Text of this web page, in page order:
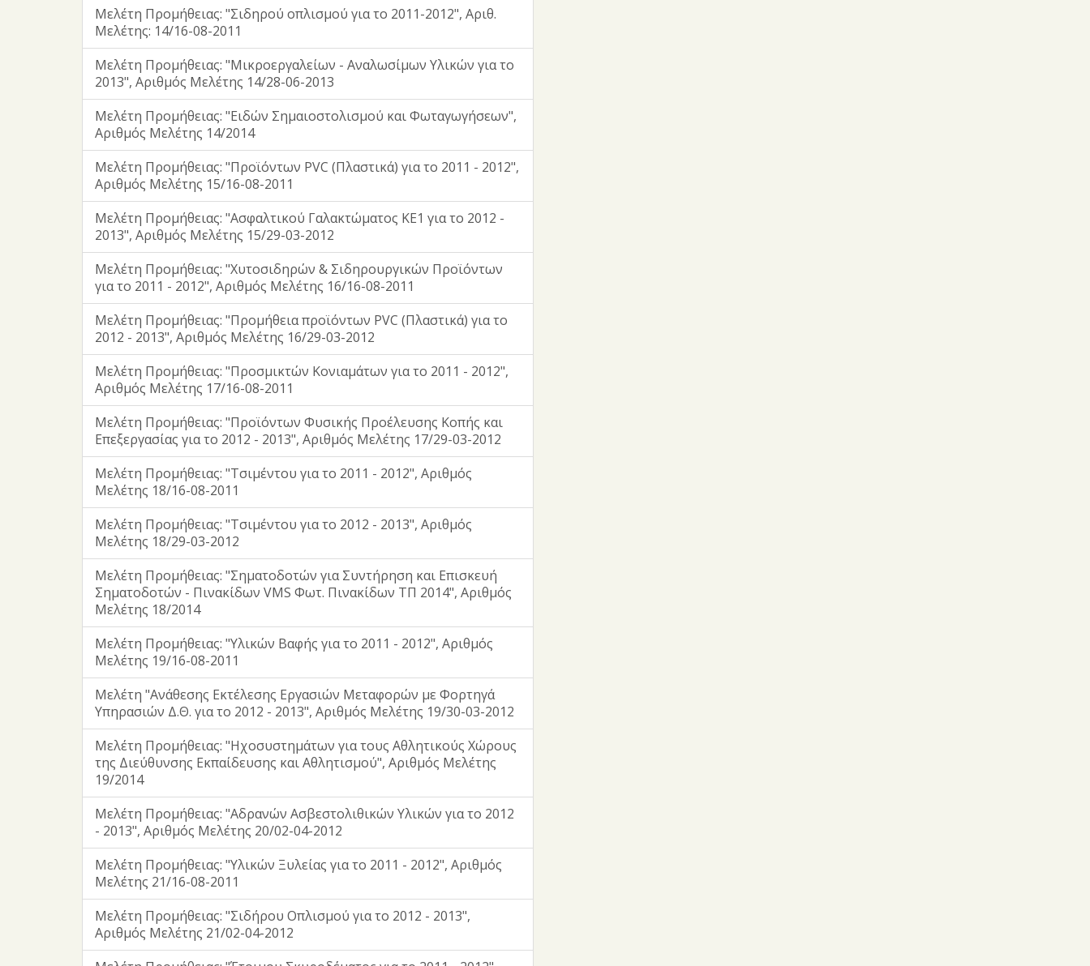
Μελέτη Προμήθειας: "Σιδηρού οπλισμού για το 2011-2012", Αριθ.
Μελέτης: 14/16-08-2011
Μελέτη Προμήθειας: "Μικροεργαλείων - Αναλωσίμων Υλικών για το
2013", Αριθμός Μελέτης 14/28-06-2013
Μελέτη Προμήθειας: "Ειδών Σημαιοστολισμού και Φωταγωγήσεων",
Αριθμός Μελέτης 14/2014
Μελέτη Προμήθειας: "Προϊόντων PVC (Πλαστικά) για το 2011 - 2012",
Αριθμός Μελέτης 15/16-08-2011
Μελέτη Προμήθειας: "Ασφαλτικού Γαλακτώματος ΚΕ1 για το 2012 -
2013", Αριθμός Μελέτης 15/29-03-2012
Μελέτη Προμήθειας: "Χυτοσιδηρών & Σιδηρουργικών Προϊόντων
για το 2011 - 2012", Αριθμός Μελέτης 16/16-08-2011
Μελέτη Προμήθειας: "Προμήθεια προϊόντων PVC (Πλαστικά) για το
2012 - 2013", Αριθμός Μελέτης 16/29-03-2012
Μελέτη Προμήθειας: "Προσμικτών Κονιαμάτων για το 2011 - 2012",
Αριθμός Μελέτης 17/16-08-2011
Μελέτη Προμήθειας: "Προϊόντων Φυσικής Προέλευσης Κοπής και
Επεξεργασίας για το 2012 - 2013", Αριθμός Μελέτης 17/29-03-2012
Μελέτη Προμήθειας: "Τσιμέντου για το 2011 - 2012", Αριθμός
Μελέτης 18/16-08-2011
Μελέτη Προμήθειας: "Τσιμέντου για το 2012 - 2013", Αριθμός
Μελέτης 18/29-03-2012
Μελέτη Προμήθειας: "Σηματοδοτών για Συντήρηση και Επισκευή
Σηματοδοτών - Πινακίδων VMS Φωτ. Πινακίδων ΤΠ 2014", Αριθμός
Μελέτης 18/2014
Μελέτη Προμήθειας: "Υλικών Βαφής για το 2011 - 2012", Αριθμός
Μελέτης 19/16-08-2011
Μελέτη "Ανάθεσης Εκτέλεσης Εργασιών Μεταφορών με Φορτηγά
Υπηρασιών Δ.Θ. για το 2012 - 2013", Αριθμός Μελέτης 19/30-03-2012
Μελέτη Προμήθειας: "Ηχοσυστημάτων για τους Αθλητικούς Χώρους
της Διεύθυνσης Εκπαίδευσης και Αθλητισμού", Αριθμός Μελέτης
19/2014
Μελέτη Προμήθειας: "Αδρανών Ασβεστολιθικών Υλικών για το 2012
- 2013", Αριθμός Μελέτης 20/02-04-2012
Μελέτη Προμήθειας: "Υλικών Ξυλείας για το 2011 - 2012", Αριθμός
Μελέτης 21/16-08-2011
Μελέτη Προμήθειας: "Σιδήρου Οπλισμού για το 2012 - 2013",
Αριθμός Μελέτης 21/02-04-2012